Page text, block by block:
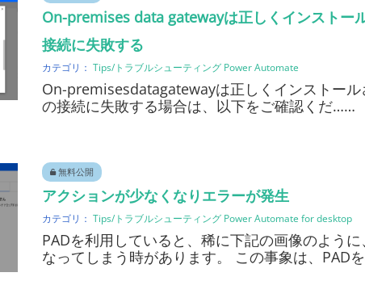
On-premises data gatewayは正しくインストー
接続に失敗する
カテゴリ： Tips/トラブルシューティング Power Automate
On-premisesdatagatewayは正しくインストー
の接続に失敗する場合は、以下をご確認くだ……
無料公開
アクションが少なくなりエラーが発生
カテゴリ： Tips/トラブルシューティング Power Automate for desktop
PADを利用していると、稀に下記の画像のよう
なってしまう時があります。 この事象は、PAD